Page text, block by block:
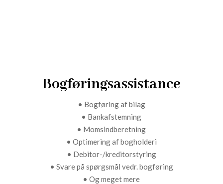
Bogføringsassistance
• Bogføring af bilag
• Bankafstemning
• Momsindberetning
• Optimering af bogholderi
• Debitor-/kreditorstyring
• Svare på spørgsmål vedr. bogføring
• Og meget mere